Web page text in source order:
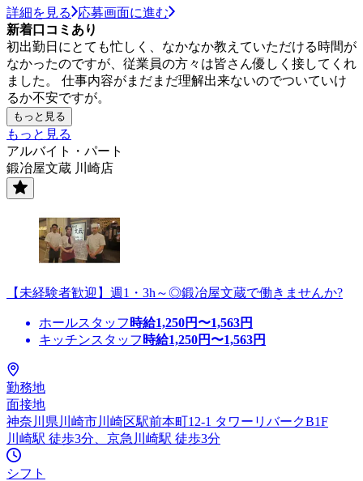
詳細を見る
応募画面に進む
新着口コミあり
初出勤日にとても忙しく、なかなか教えていただける時間が
なかったのですが、従業員の方々は皆さん優しく接してくれ
ました。 仕事内容がまだまだ理解出来ないのでついていけ
るか不安ですが。
もっと見る
もっと見る
アルバイト・パート
鍛冶屋文蔵 川崎店
【未経験者歓迎】週1・3h～◎鍛冶屋文蔵で働きませんか?
ホールスタッフ 時給1,250円〜1,563円
キッチンスタッフ 時給1,250円〜1,563円
勤務地
面接地
神奈川県川崎市川崎区駅前本町12-1 タワーリバークB1F
川崎駅 徒歩3分、京急川崎駅 徒歩3分
シフト